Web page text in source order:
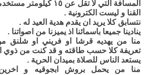
المسافة التي لا تقل عن
القنا و ليست الكترونية .
نتسابق كلا يريد ان يقدم هدية العيد له .
ينادينا جميعا باسمائنا اذ يميزنا من اصواتنا .
منا من يهديه قرشا او فريني او شلنق
تعريفة كلا حسب طاقته و قد كنت من ذوي
يستعد الناس للصلاة بميدان الحرية .
منا من يحمل بروش ابجوقيه و